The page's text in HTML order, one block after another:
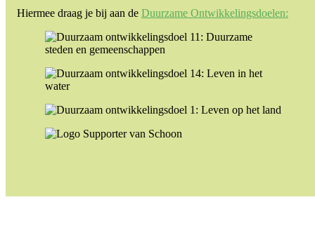
Hiermee draag je bij aan de Duurzame Ontwikkelingsdoelen: